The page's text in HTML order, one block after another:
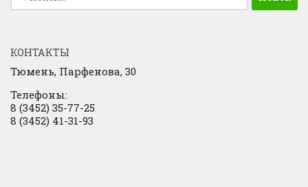
КОНТАКТЫ
Тюмень, Парфенова, 30
Телефоны:
8 (3452) 35-77-25
8 (3452) 41-31-93